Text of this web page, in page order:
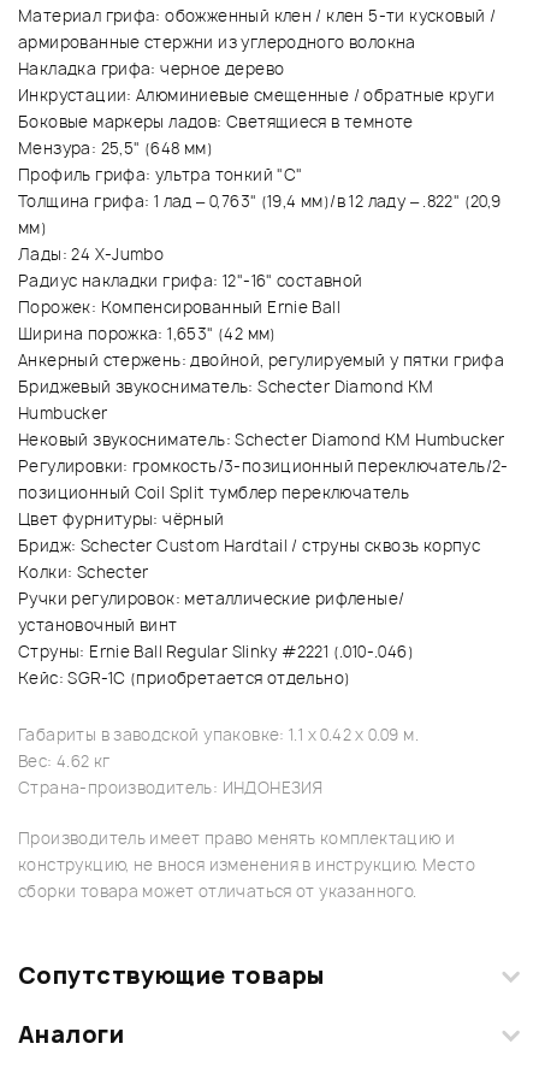
Материал грифа: обожженный клен / клен 5-ти кусковый /
армированные стержни из углеродного волокна
Накладка грифа: черное дерево
Инкрустации: Алюминиевые смещенные / обратные круги
Боковые маркеры ладов: Светящиеся в темноте
Мензура: 25,5" (648 мм)
Профиль грифа: ультра тонкий "С"
Толщина грифа: 1 лад – 0,763" (19,4 мм)/в 12 ладу – .822" (20,9
мм)
Лады: 24 X-Jumbo
Радиус накладки грифа: 12"-16" составной
Порожек: Компенсированный Ernie Ball
Ширина порожка: 1,653" (42 мм)
Анкерный стержень: двойной, регулируемый у пятки грифа
Бриджевый звукосниматель: Schecter Diamond KM
Humbucker
Нековый звукосниматель: Schecter Diamond KM Humbucker
Регулировки: громкость/3-позиционный переключатель/2-
позиционный Coil Split тумблер переключатель
Цвет фурнитуры: чёрный
Бридж: Schecter Custom Hardtail / струны сквозь корпус
Колки: Schecter
Ручки регулировок: металлические рифленые/
установочный винт
Струны: Ernie Ball Regular Slinky #2221 (.010-.046)
Кейс: SGR-1C (приобретается отдельно)
Габариты в заводской упаковке: 1.1 x 0.42 x 0.09 м.
Вес: 4.62 кг
Страна-производитель: ИНДОНЕЗИЯ
Производитель имеет право менять комплектацию и
конструкцию, не внося изменения в инструкцию. Место
сборки товара может отличаться от указанного.
Сопутствующие товары
Аналоги